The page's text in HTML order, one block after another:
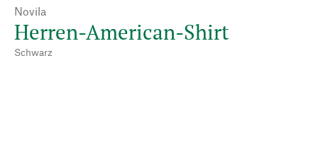
Novila
Herren-American-Shirt
Schwarz